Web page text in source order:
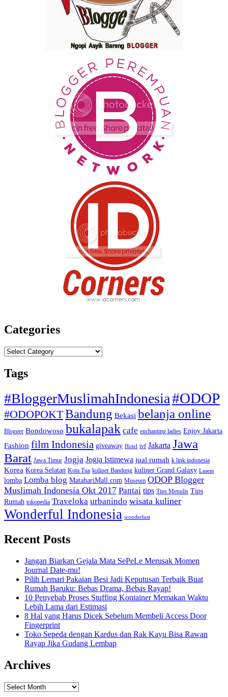
Categories
Categories
Tags
#BloggerMuslimahIndonesia#ODOP
#ODOPOKTBandung Bekasi belanja online
Blogger Bondowoso bukalapak cafe enchanting ladies Enjoy Jakarta
Fashion film Indonesia giveaway Hotel ivf Jakarta Jawa
Barat Jawa Timur Jogja Jogja Istimewa jual rumah k link indonesia
Korea Korea Selatan Kota Tua kuliner Bandung kuliner Grand Galaxy Lasem
lomba Lomba blog MatahariMall.com Museum ODOP Blogger
Muslimah Indonesia Okt 2017 Pantai tips Tips Menulis Tips
Rumah tokopedia Traveloka urbanindo wisata kuliner
Wonderful Indonesia wonderlust
Recent Posts
Jangan Biarkan Gejala Mata SePeLe Merusak Momen
Journal Date-mu!
Pilih Lemari Pakaian Besi Jadi Keputusan Terbaik Buat
Rumah Baruku: Bebas Drama, Bebas Rayap!
10 Penyebab Proses Stuffing Kontainer Memakan Waktu
Lebih Lama dari Estimasi
8 Hal yang Harus Dicek Sebelum Membeli Access Door
Fingerprint
Toko Sepeda dengan Kardus dan Rak Kayu Bisa Rawan
Rayap Jika Gudang Lembap
Archives
Archives